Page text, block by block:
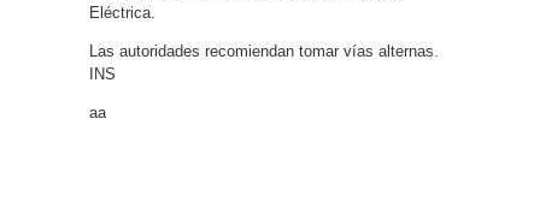
Eléctrica.
Las autoridades recomiendan tomar vías alternas.
INS
aa